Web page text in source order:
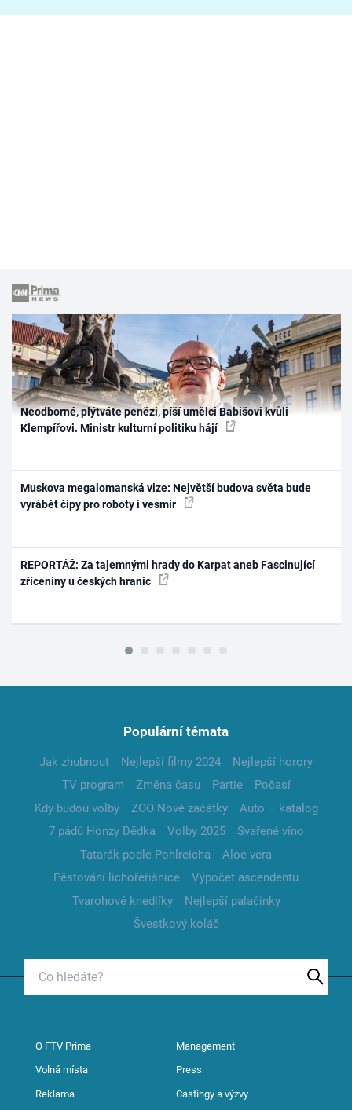
Neodborné, plýtváte penězi, píší umělci Babišovi kvůli
Klempířovi. Ministr kulturní politiku hájí
Muskova megalomanská vize: Největší budova světa bude
vyrábět čipy pro roboty i vesmír
REPORTÁŽ: Za tajemnými hrady do Karpat aneb Fascinující
zříceniny u českých hranic
Populární témata
Jak zhubnout Nejlepší filmy 2024
Nejlepší horory
TV program
Změna času Partie
Počasí
Kdy budou volby
ZOO Nové začátky
Auto – katalog
7 pádů Honzy Dědka
Volby 2025
Svařené víno
Tatarák podle Pohlreicha
Aloe vera
Pěstování lichořeřišnice
Výpočet ascendentu
Tvarohové knedlíky
Nejlepší palačinky
Švestkový koláč
O FTV Prima Management
Volná místa Press
Reklama Castingy a výzvy